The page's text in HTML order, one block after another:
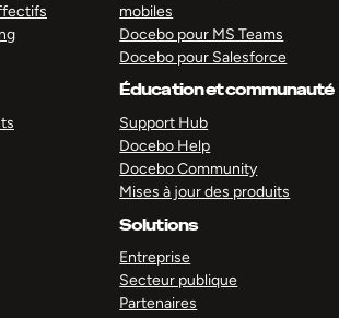
mobiles
Docebo pour MS Teams
Docebo pour Salesforce
Éducation et communauté
Support Hub
Docebo Help
Docebo Community
Mises à jour des produits
Solutions
Entreprise
Secteur publique
Partenaires